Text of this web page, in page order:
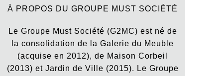
À PROPOS DU GROUPE MUST SOCIÉTÉ
Le Groupe Must Société (G2MC) est né de
la consolidation de la Galerie du Meuble
(acquise en 2012), de Maison Corbeil
(2013) et Jardin de Ville (2015). Le Groupe